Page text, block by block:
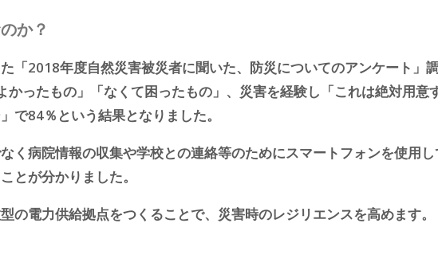
か？
「2018年度自然災害被災者に聞いた、防災についてのアンケート」
ったもの」「なくて困ったもの」、災害を経験し「これは絶対用意
で84％という結果となりました。
く病院情報の収集や学校との連絡等のためにスマートフォンを使用
とが分かりました。
の電力供給拠点をつくることで、災害時のレジリエンスを高めます。